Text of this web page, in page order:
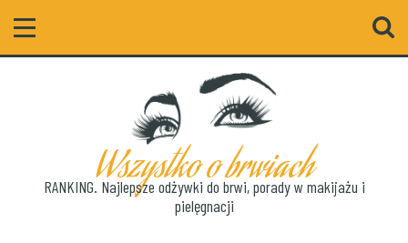
Wszystko o brwiach
RANKING. Najlepsze odżywki do brwi, porady w makijażu i
pielęgnacji